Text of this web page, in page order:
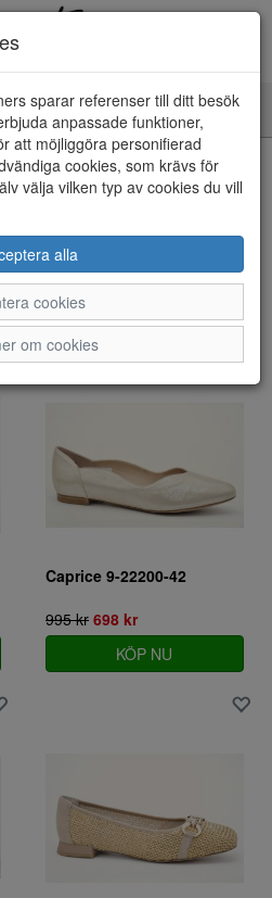
filter
Caprice 9-22200-42
995 kr 698 kr
KÖP NU
sparar referenser till ditt besök
anpassade funktioner,
att möjliggöra personifierad
cookies, som krävs för
välja vilken typ av cookies du vill
alla
cookies
om cookies